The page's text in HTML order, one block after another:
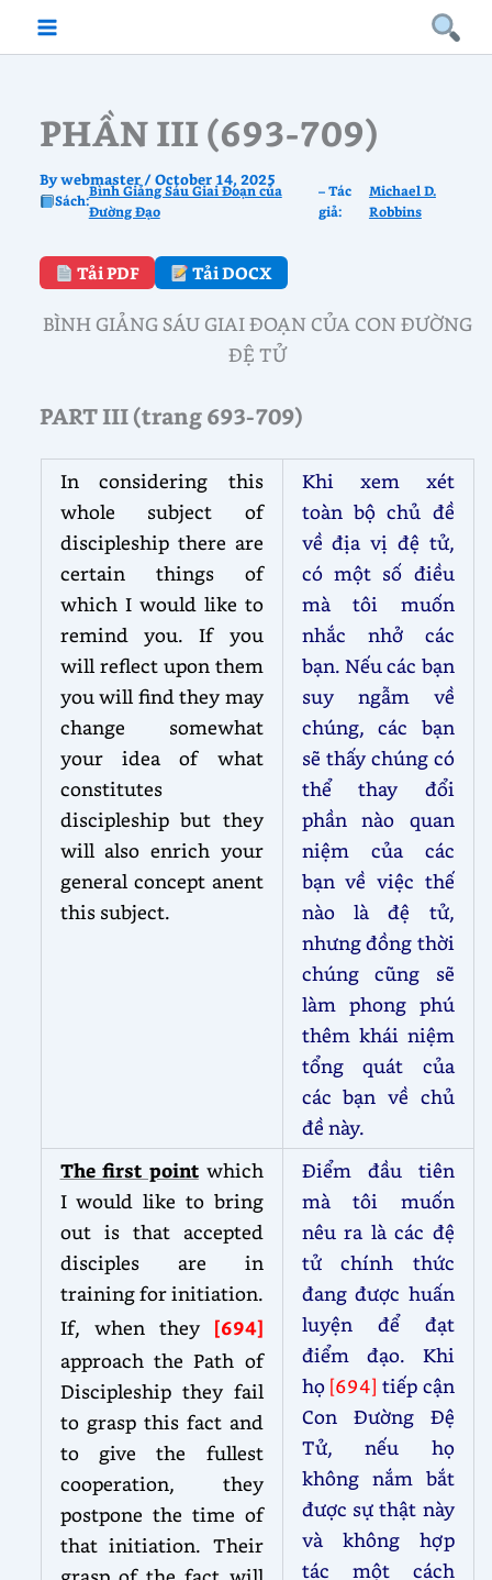
PHẦN III (693-709)
Bywebmaster /October 14, 2025
Sách:
Bình Giảng Sáu Giai Đoạn của
Đường Đạo
– Tác
giả:
Michael D.
Robbins
Tải PDF Tải DOCX
BÌNH GIẢNG SÁU GIAI ĐOẠN CỦA CON ĐƯỜNG
ĐỆ TỬ
PART III (trang 693-709)
In considering this
whole subject of
discipleship there are
certain things of
which I would like to
remind you. If you
will reflect upon them
you will find they may
change somewhat
your idea of what
constitutes
discipleship but they
will also enrich your
general concept anent
this subject.
Khi xem xét
toàn bộ chủ đề
về địa vị đệ tử,
có một số điều
mà tôi muốn
nhắc nhở các
bạn. Nếu các bạn
suy ngẫm về
chúng, các bạn
sẽ thấy chúng có
thể thay đổi
phần nào quan
niệm của các
bạn về việc thế
nào là đệ tử,
nhưng đồng thời
chúng cũng sẽ
làm phong phú
thêm khái niệm
tổng quát của
các bạn về chủ
đề này.
The first pointwhich
I would like to bring
out is that accepted
disciples are in
training for initiation.
If, when they [694]
approach the Path of
Discipleship they fail
to grasp this fact and
to give the fullest
cooperation, they
postpone the time of
that initiation. Their
Điểm đầu tiên
mà tôi muốn
nêu ra là các đệ
tử chính thức
đang được huấn
luyện để đạt
điểm đạo. Khi
họ [694] tiếp cận
Con Đường Đệ
Tử, nếu họ
không nắm bắt
được sự thật này
và không hợp
tác một cách